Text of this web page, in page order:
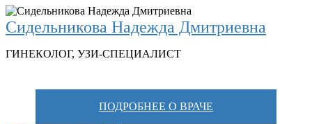
Сидельникова Надежда Дмитриевна
ГИНЕКОЛОГ, УЗИ-СПЕЦИАЛИСТ
ПОДРОБНЕЕ О ВРАЧЕ